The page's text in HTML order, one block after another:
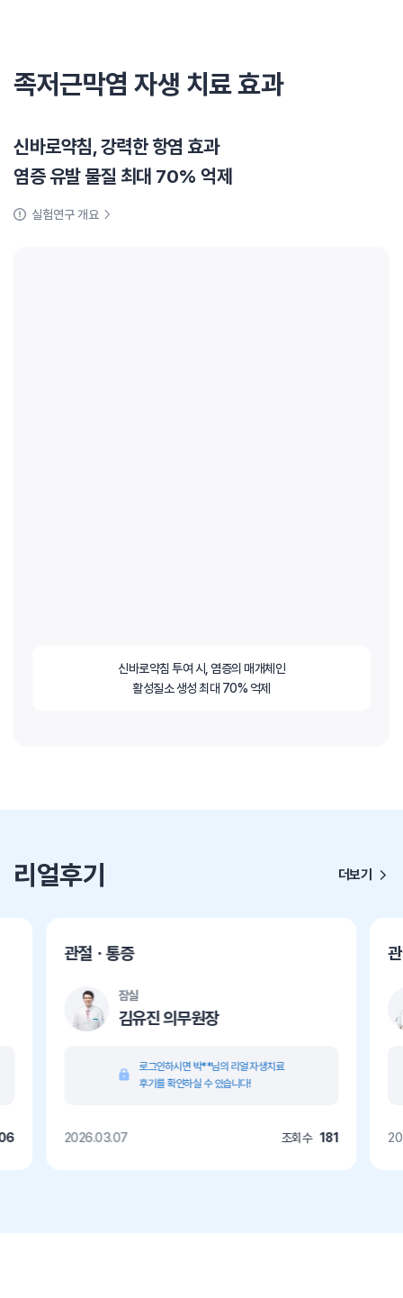
족저근막염 자생 치료 효과
신바로약침, 강력한 항염 효과
염증 유발 물질 최대 70% 억제
실험연구 개요
신바로약침 투여 시, 염증의 매개체인
활성질소 생성 최대 70% 억제
리얼후기 더보기
관절ㆍ통증
잠실
김유진 의무원장
로그인하시면 박**님의 리얼 자생치료
후기를 확인하실 수 있습니다!
2026.03.07 조회수 181